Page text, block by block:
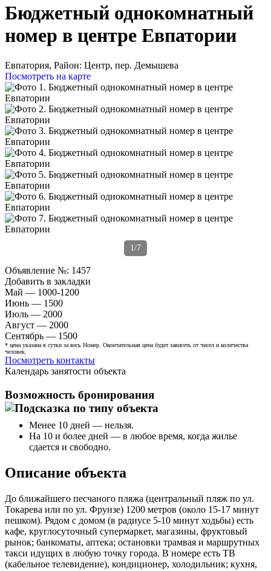
Бюджетный однокомнатный
номер в центре Евпатории
Евпатория, Район: Центр, пер. Демышева
Посмотреть на карте
1/7
Объявление №: 1457
Добавить в закладки
Май — 1000-1200
Июнь — 1500
Июль — 2000
Август — 2000
Сентябрь — 1500
* цена указана в сутки за весь Номер. Окончательная цена будет зависеть от чисел и количества
человек.
Посмотреть контакты
Календарь занятости объекта
Возможность бронирования
Менее 10 дней — нельзя.
На 10 и более дней — в любое время, когда жилье
сдается и свободно.
Описание объекта
До ближайшего песчаного пляжа (центральный пляж по ул.
Токарева или по ул. Фрунзе) 1200 метров (около 15-17 минут
пешком). Рядом с домом (в радиусе 5-10 минут ходьбы) есть
кафе, круглосуточный супермаркет, магазины, фруктовый
рынок; банкоматы, аптека; остановки трамвая и маршрутных
такси идущих в любую точку города. В номере есть ТВ
(кабельное телевидение), кондиционер, холодильник; кухня,